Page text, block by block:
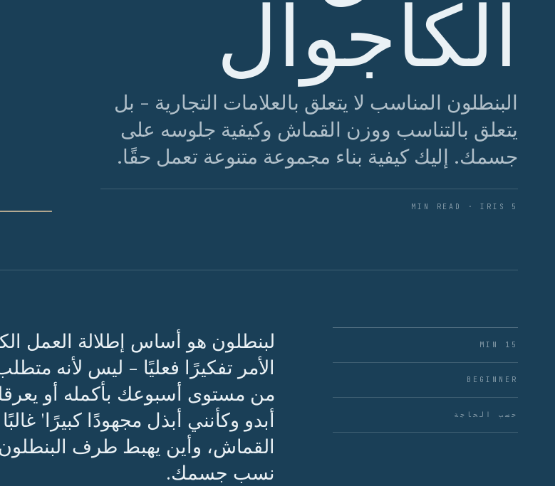
الكاجوال
البنطلون المناسب لا يتعلق بالعلامات التجارية - بل
يتعلق بالتناسب ووزن القماش وكيفية جلوسه على
جسمك. إليك كيفية بناء مجموعة متنوعة تعمل حقًا.
5 MIN READ · IRIS
15 MIN
BEGINNER
حسب الحاجة
لبنطلون هو أساس إطلالة العمل
الأمر تفكيرًا فعليًا - ليس لأنه
من مستوى أسبوعك بأكمله أو
أبدو وكأنني أبذل مجهودًا كبيرًا'
القماش، وأين يهبط طرف
نسب جسمك.